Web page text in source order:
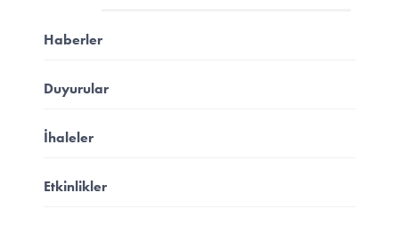
Haberler
Duyurular
İhaleler
Etkinlikler